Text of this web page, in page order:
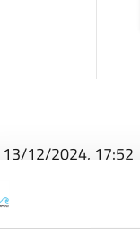
13/12/2024, 17:52